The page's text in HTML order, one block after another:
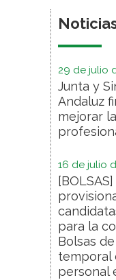
29 de julio
Junta y
Andaluz
mejorar
16 de julio
para la
Bolsas
temporal
personal